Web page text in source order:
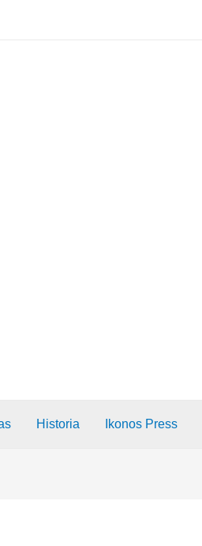
Historia Ikonos Press